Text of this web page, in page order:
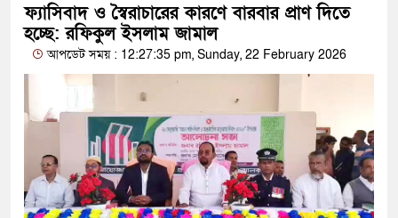
ফ্যাসিবাদ ও স্বৈরাচারের কারণে বারবার প্রাণ দিতে
হচ্ছে: রফিকুল ইসলাম জামাল
আপডেট সময় : 12:27:35 pm, Sunday, 22 February 2026